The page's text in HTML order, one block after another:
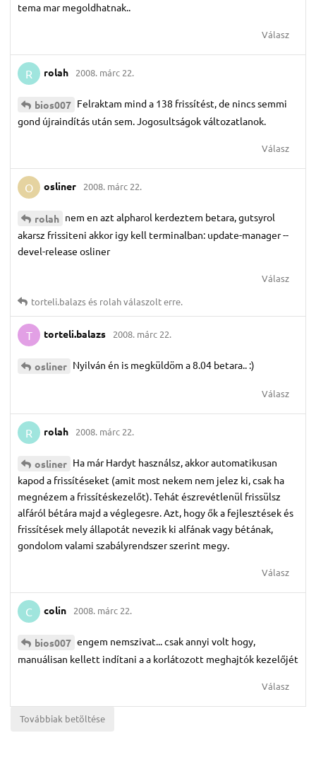
tema mar megoldhatnak..
Válasz
R rolah 2008. márc 22.
bios007 Felraktam mind a 138 frissítést, de nincs semmi
gond újraindítás után sem. Jogosultságok változatlanok.
Válasz
O osliner 2008. márc 22.
rolah nem en azt alpharol kerdeztem betara, gutsyrol
akarsz frissiteni akkor igy kell terminalban: update-manager --
devel-release osliner
Válasz
torteli.​balazsés rolahválaszolt erre.
T torteli.​balazs 2008. márc 22.
osliner Nyilván én is megküldöm a 8.04 betara.. :)
Válasz
R rolah 2008. márc 22.
osliner Ha már Hardyt használsz, akkor automatikusan
kapod a frissítéseket (amit most nekem nem jelez ki, csak ha
megnézem a frissítéskezelőt). Tehát észrevétlenül frissülsz
alfáról bétára majd a véglegesre. Azt, hogy ők a fejlesztések és
frissítések mely állapotát nevezik ki alfának vagy bétának,
gondolom valami szabályrendszer szerint megy.
Válasz
C colin 2008. márc 22.
bios007 engem nemszivat... csak annyi volt hogy,
manuálisan kellett indítani a a korlátozott meghajtók kezelőjét
Válasz
Továbbiak betöltése